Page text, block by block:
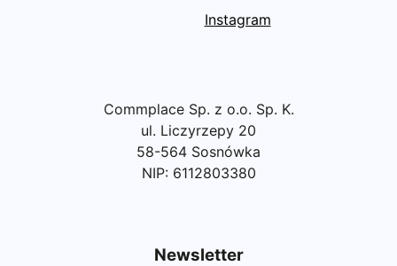
Instagram
Commplace Sp. z o.o. Sp. K.
ul. Liczyrzepy 20
58-564 Sosnówka
NIP: 6112803380
Newsletter